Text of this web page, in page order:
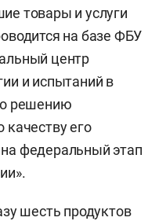
товары и услуги
на базе ФБУ
центр
и испытаний в
решению
качеству его
федеральный этап
шесть продуктов